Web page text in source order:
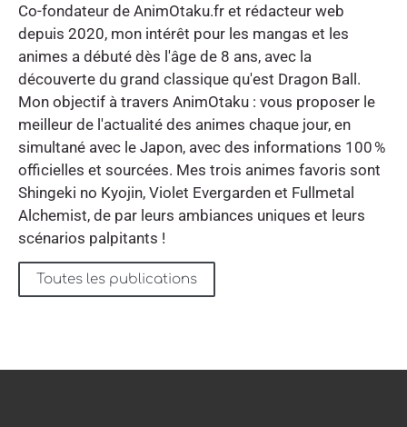
Co-fondateur de AnimOtaku.fr et rédacteur web
depuis 2020, mon intérêt pour les mangas et les
animes a débuté dès l'âge de 8 ans, avec la
découverte du grand classique qu'est Dragon Ball.
Mon objectif à travers AnimOtaku : vous proposer le
meilleur de l'actualité des animes chaque jour, en
simultané avec le Japon, avec des informations 100 %
officielles et sourcées. Mes trois animes favoris sont
Shingeki no Kyojin, Violet Evergarden et Fullmetal
Alchemist, de par leurs ambiances uniques et leurs
scénarios palpitants !
Toutes les publications